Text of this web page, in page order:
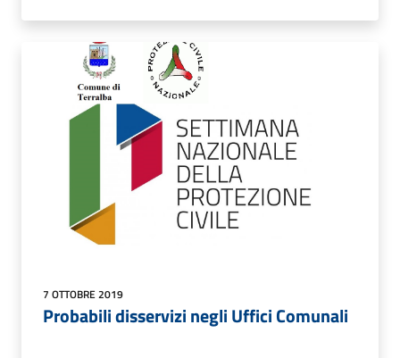
7 OTTOBRE 2019
Probabili disservizi negli Uffici Comunali